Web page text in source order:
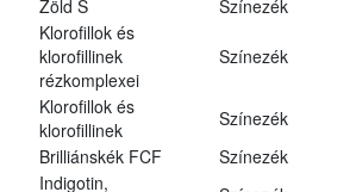
Zöld S Színezék
Klorofillok és
klorofillinek
rézkomplexei
Színezék
Klorofillok és
klorofillinek
Színezék
Brilliánskék FCF
Színezék
Indigotin,